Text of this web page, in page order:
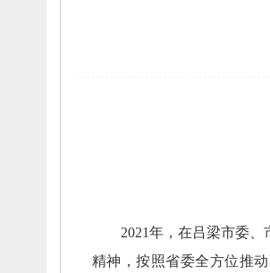
2021年， 在吕梁市委、
精神，按照省委全方位推